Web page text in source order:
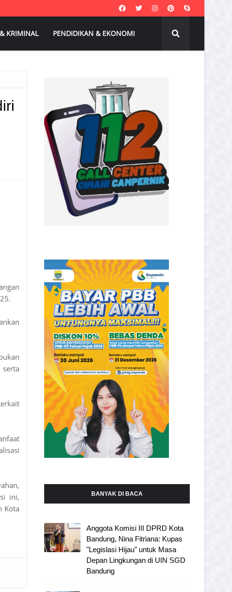
KRIMINAL PENDIDIKAN & EKONOMI
ini,
Kota
BANYAK DI BACA
Anggota Komisi III DPRD Kota
Bandung, Nina Fitriana: Kupas
"Legislasi Hijau" untuk Masa
Depan Lingkungan di UIN SGD
Bandung